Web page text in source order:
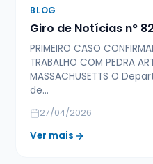
BLOG
Giro de Notícias n°
PRIMEIRO CASO
TRABALHO COM PEDRA
MASSACHUSETTS O
de…
27/04/2026
Ver mais